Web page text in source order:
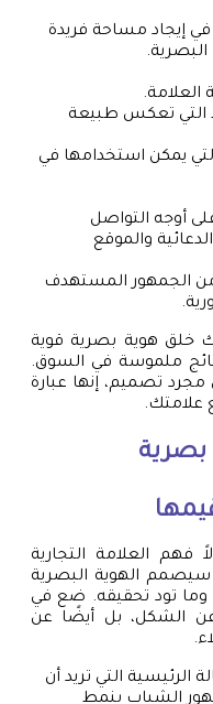
إيجاد مساحة فريدة
العلامة.
التي تعكس طبيعة
التي يمكن استخدامها في
أوجه التواصل
والموقع
الجمهور المستهدف
خلق هوية بصرية قوية
ملموسة في السوق.
مجرد تصميم، إنها عبارة
علامتك.
فهم العلامة التجارية
الهوية البصرية
وما تود تحقيقه. ضع في
الشكل، بل أيضًا عن
الرئيسية التي تريد أن
الشباب بنمط